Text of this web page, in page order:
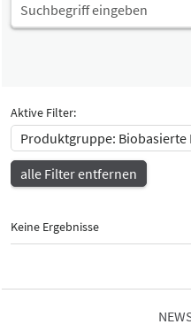
Aktive Filter:
Produktgruppe: Biobasierte
alle Filter entfernen
Keine Ergebnisse